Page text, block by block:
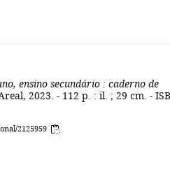
ensino secundário : caderno de
2023. - 112 p. : il. ; 29 cm. -
2125959